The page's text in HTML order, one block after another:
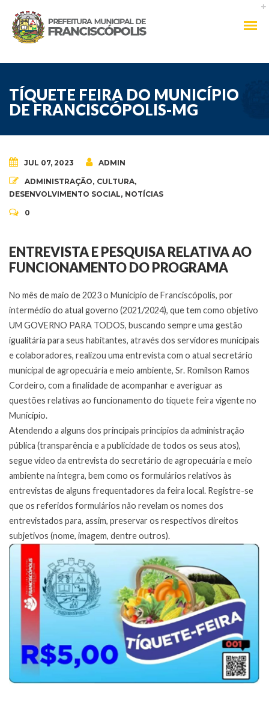
TÍQUETE FEIRA DO MUNICÍPIO
DE FRANCISCÓPOLIS-MG
JUL 07, 2023 ADMIN
ADMINISTRAÇÃO, CULTURA,
DESENVOLVIMENTO SOCIAL, NOTÍCIAS
0
ENTREVISTA E PESQUISA RELATIVA AO
FUNCIONAMENTO DO PROGRAMA
No mês de maio de 2023 o Município de Franciscópolis, por
intermédio do atual governo (2021/2024), que tem como objetivo
UM GOVERNO PARA TODOS, buscando sempre uma gestão
igualitária para seus habitantes, através dos servidores municipais
e colaboradores, realizou uma entrevista com o atual secretário
municipal de agropecuária e meio ambiente, Sr. Romilson Ramos
Cordeiro, com a finalidade de acompanhar e averiguar as
questões relativas ao funcionamento do tíquete feira vigente no
Município.
Atendendo a alguns dos principais princípios da administração
pública (transparência e a publicidade de todos os seus atos),
segue vídeo da entrevista do secretário de agropecuária e meio
ambiente na íntegra, bem como os formulários relativos às
entrevistas de alguns frequentadores da feira local. Registre-se
que os referidos formulários não revelam os nomes dos
entrevistados para, assim, preservar os respectivos direitos
subjetivos (nome, imagem, dentre outros).